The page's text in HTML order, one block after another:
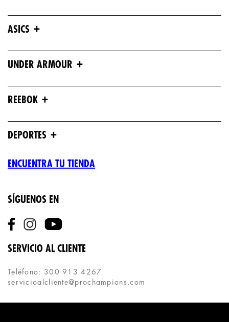
ASICS +
UNDER ARMOUR +
REEBOK +
DEPORTES +
ENCUENTRA TU TIENDA
SÍGUENOS EN
SERVICIO AL CLIENTE
Teléfono: 300 913 4267
servicioalcliente@prochampions.com